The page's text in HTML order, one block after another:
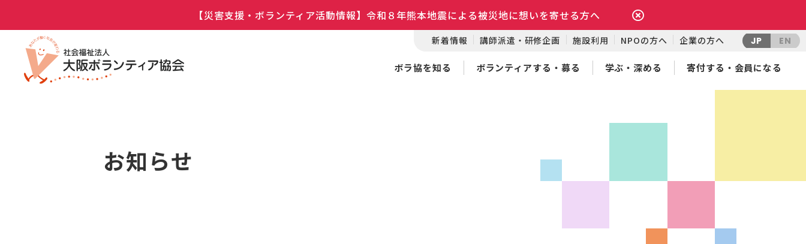
【災害支援・ボランティア活動情報】令和８年熊本地震による被災地に想いを寄せる方へ
新着情報 講師派遣・研修企画 施設利用 NPOの方へ 企業の方へ JP EN
ボラ協を知る ボランティアする・募る 学ぶ・深める 寄付する・会員になる
お知らせ